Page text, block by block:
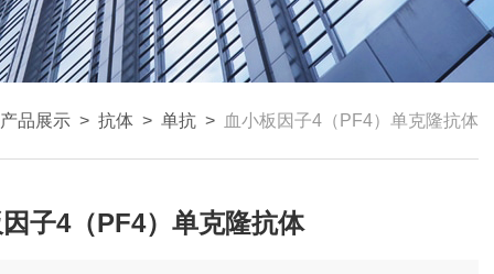
产品展示 > 抗体 > 单抗 > 血小板因子4（PF4）单克隆抗体
子4（PF4）单克隆抗体